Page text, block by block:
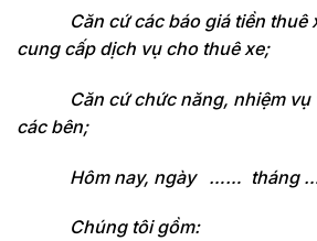
Căn cứ các báo giá tiền thuê
cung cấp dịch vụ cho thuê xe;
Căn cứ chức năng, nhiệm vụ
các bên;
Hôm nay, ngày …… tháng
Chúng tôi gồm: